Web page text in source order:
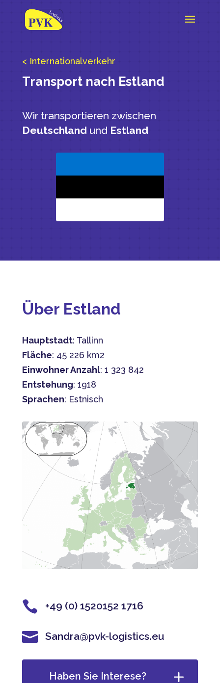
< Internationalverkehr
Transport nach Estland
Wir transportieren zwischen
Deutschland und Estland
Über Estland
Hauptstadt: Tallinn
Fläche: 45 226 km2
Einwohner Anzahl: 1 323 842
Entstehung: 1918
Sprachen: Estnisch
 +49 (0) 1520152 1716
 Sandra@pvk-logistics.eu
Haben Sie Interese?